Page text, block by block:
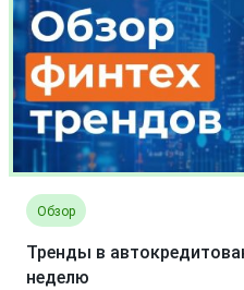
Обзор
Тренды в
неделю